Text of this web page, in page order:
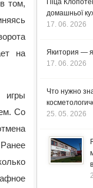
том,
на
игры
Со
Піца
домашньої
17. 06. 2026
Якитория —
17. 06. 2026
Что нужно
25. 05. 2026